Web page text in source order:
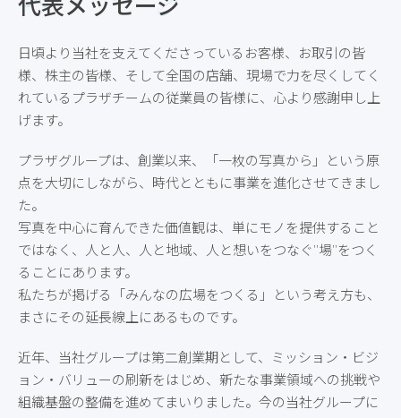
代表メッセージ
日頃より当社を支えてくださっているお客様、お取引の皆
様、株主の皆様、そして全国の店舗、現場で力を尽くしてく
れているプラザチームの従業員の皆様に、心より感謝申し上
げます。
プラザグループは、創業以来、「一枚の写真から」という原
点を大切にしながら、時代とともに事業を進化させてきまし
た。
写真を中心に育んできた価値観は、単にモノを提供すること
ではなく、人と人、人と地域、人と想いをつなぐ”場”をつく
ることにあります。
私たちが掲げる「みんなの広場をつくる」という考え方も、
まさにその延長線上にあるものです。
近年、当社グループは第二創業期として、ミッション・ビジ
ョン・バリューの刷新をはじめ、新たな事業領域への挑戦や
組織基盤の整備を進めてまいりました。今の当社グループに